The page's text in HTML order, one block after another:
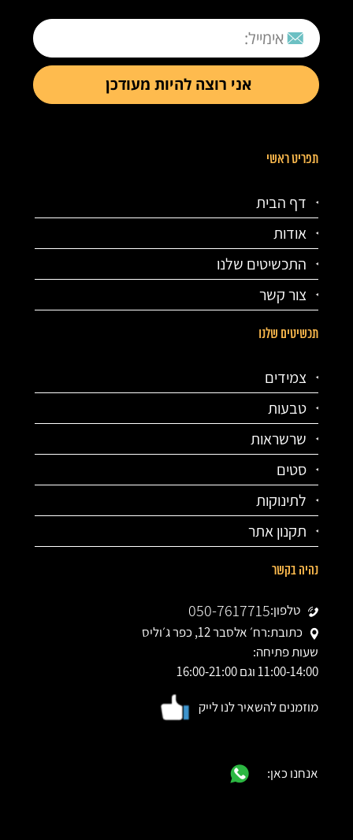
תפריט ראשי
דף הבית
אודות
התכשיטים שלנו
צור קשר
תכשיטים שלנו
צמידים
טבעות
שרשראות
סטים
לתינוקות
תקנון אתר
נהיה בקשר
טלפון:050-7617715
כתובת:רח׳ אלסבר 12, כפר ג׳וליס
שעות פתיחה:
11:00-14:00 וגם 16:00-21:00
מוזמנים להשאיר לנו לייק
אנחנו כאן: